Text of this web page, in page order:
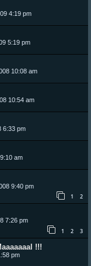
4:19 pm
5:19 pm
10:08 am
10:54 am
6:33 pm
am
9:40 pm
1 2
7:26 pm
1 2 3
!!!
pm